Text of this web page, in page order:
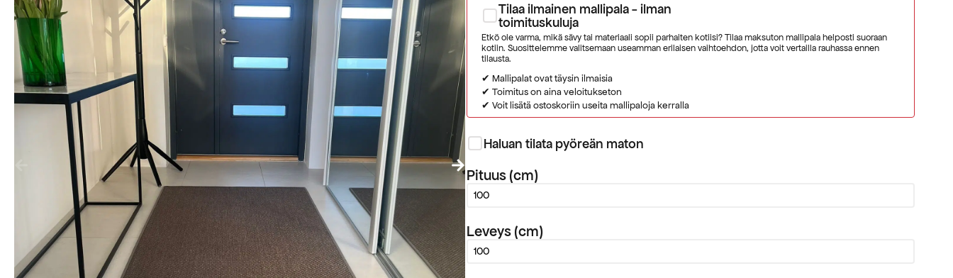
Tilaa ilmainen mallipala - ilman
toimituskuluja
Etkö ole varma, mikä sävy tai materiaali sopii parhaiten kotiisi? Tilaa maksuton mallipala helposti suoraan
kotiin. Suosittelemme valitsemaan useamman erilaisen vaihtoehdon, jotta voit vertailla rauhassa ennen
tilausta.
✔ Mallipalat ovat täysin ilmaisia
✔ Toimitus on aina veloitukseton
✔ Voit lisätä ostoskoriin useita mallipaloja kerralla
Haluan tilata pyöreän maton
Pituus (cm)
Leveys (cm)